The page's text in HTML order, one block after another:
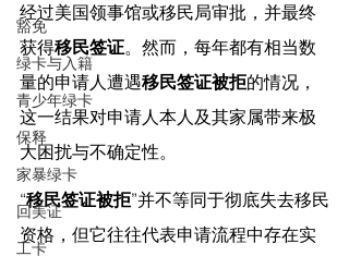
豁免
绿卡与入籍
青少年绿卡
保释
家暴绿卡
回美证
工卡
经过美国领事馆或移民局审批，并最终
获得移民签证。然而，每年都有相当数
量的申请人遭遇移民签证被拒的情况，
这一结果对申请人本人及其家属带来极
大困扰与不确定性。
“移民签证被拒”并不等同于彻底失去移民
资格，但它往往代表申请流程中存在实